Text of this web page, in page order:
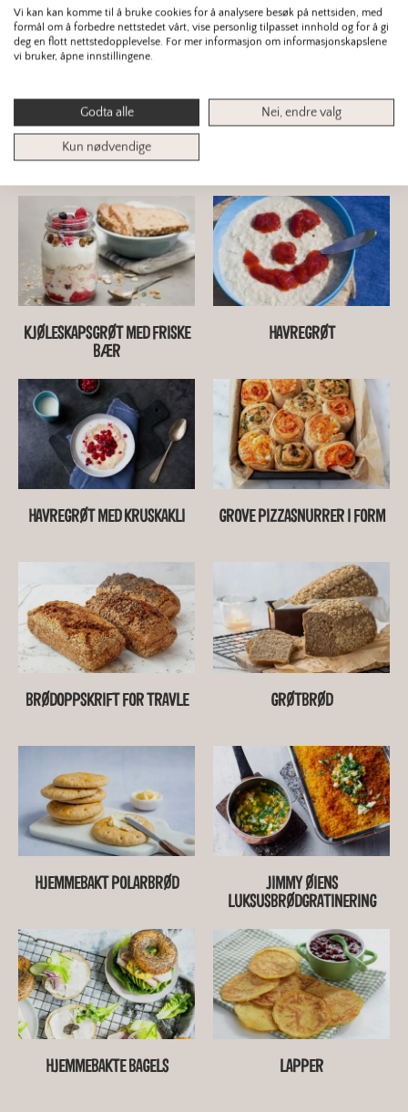
TONKATSU SANDO
KJØLESKAPSGRØT MED FRISKE
BÆR
HAVREGRØT
HAVREGRØT MED KRUSKAKLI GROVE PIZZASNURRER I FORM
BRØDOPPSKRIFT FOR TRAVLE GRØTBRØD
HJEMMEBAKT POLARBRØD
JIMMY ØIENS
LUKSUSBRØDGRATINERING
HJEMMEBAKTE BAGELS LAPPER
Vi kan kan komme til å bruke cookies for å analysere besøk på nettsiden, med
formål om å forbedre nettstedet vårt, vise personlig tilpasset innhold og for å gi
deg en flott nettstedopplevelse. For mer informasjon om informasjonskapslene
vi bruker, åpne innstillingene.
Godta alle Nei, endre valg
Kun nødvendige